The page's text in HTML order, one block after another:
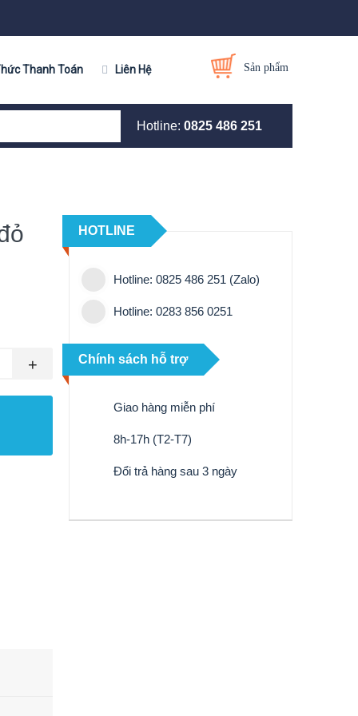
Thanh Toán Liên Hệ Sản phẩm
Hotline: 0825 486 251
+
HOTLINE
Hotline: 0825 486 251 (Zalo)
Hotline: 0283 856 0251
Chính sách hỗ trợ
Giao hàng miễn phí
8h-17h (T2-T7)
Đổi trả hàng sau 3 ngày